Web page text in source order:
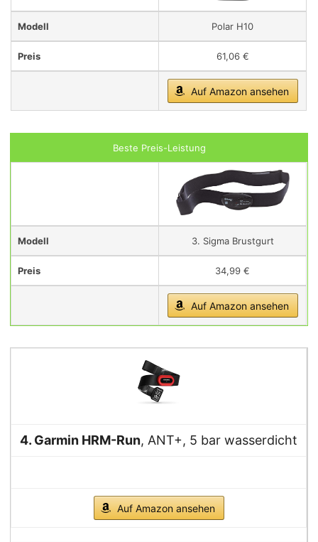
Modell Polar H10
Preis 61,06 €
Auf Amazon ansehen
Beste Preis-Leistung
Modell 3. Sigma Brustgurt
Preis 34,99 €
Auf Amazon ansehen
4. Garmin HRM-Run, ANT+, 5 bar wasserdicht
Auf Amazon ansehen